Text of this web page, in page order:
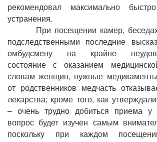
рекомендовал максимально
устранения.
При посещении камер,
подследственными последние
омбудсмену на крайне
состояние с оказанием
словам женщин, нужные медикаменты
от родственников медчасть
лекарства; кроме того, как
– очень трудно добиться приема
вопрос будет изучен самым
поскольку при каждом